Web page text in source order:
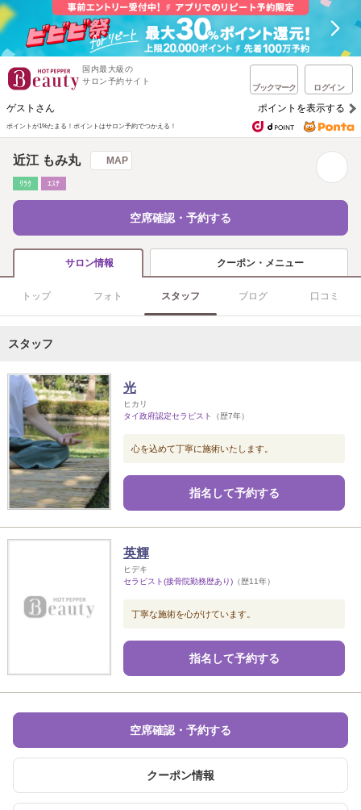
国内最大級の
サロン予約サイト
ブックマーク ログイン
ゲストさん ポイントを表示する
ポイントが1%たまる！ ポイントはサロン予約でつかえる！
近江 もみ丸 MAP
ﾘﾗｸ ｴｽﾃ
空席確認・予約する
サロン情報 クーポン・メニュー
トップ フォト スタッフ ブログ 口コミ
スタッフ
光
ヒカリ
タイ政府認定セラピスト
（歴7年）
心を込めて丁寧に施術いたします。
指名して予約する
英輝
ヒデキ
セラピスト(接骨院勤務歴あり) （歴11年）
丁寧な施術を心がけています。
指名して予約する
空席確認・予約する
クーポン情報